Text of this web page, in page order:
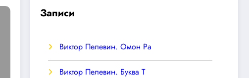
Записи
Виктор Пелевин. Омон Ра
Виктор Пелевин. Буква T